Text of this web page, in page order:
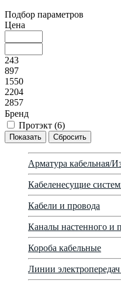
Подбор параметров
Цена
243
897
1550
2204
2857
Бренд
Протэкт (6)
Арматура кабельная/
Кабеленесущие
Кабели и провода
Каналы настенного и
Короба кабельные
Линии